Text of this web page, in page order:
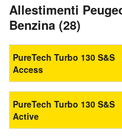
Allestimenti
Benzina (28)
PureTech Turbo 130 S&S
Access
PureTech Turbo 130 S&S
Active